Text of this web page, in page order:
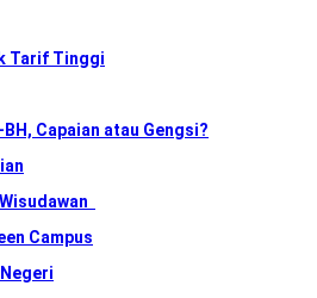
Tarif Tinggi
Capaian atau Gengsi?
Campus